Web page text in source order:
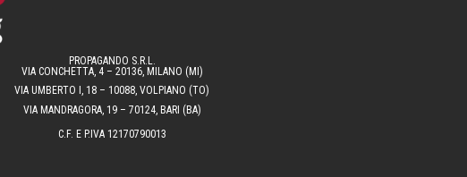
PROPAGANDO S.R.L.
VIA CONCHETTA, 4 – 20136, MILANO (MI)
VIA UMBERTO I, 18 – 10088, VOLPIANO (TO)
VIA MANDRAGORA, 19 – 70124, BARI (BA)
C.F. E P.IVA 12170790013